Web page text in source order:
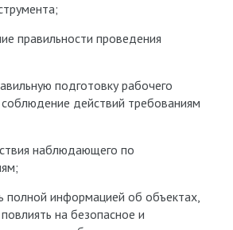
правильности проведения
подготовку рабочего
действий требованиям
наблюдающего по
полной информацией об объектах,
на безопасное и